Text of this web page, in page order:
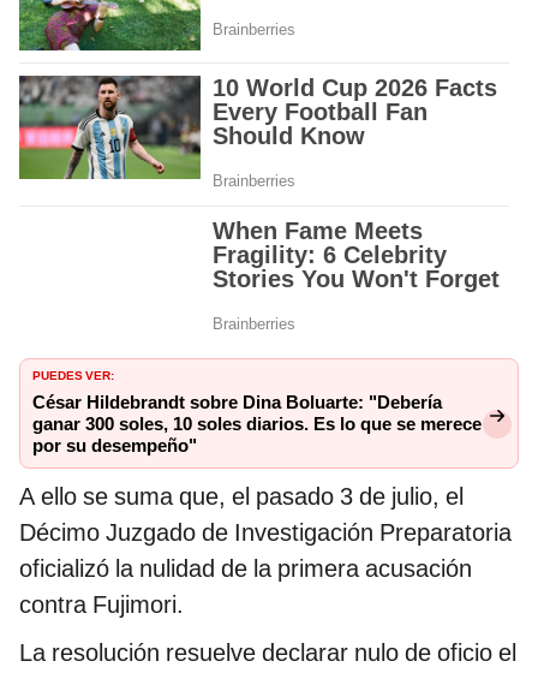
PUEDES VER:
César Hildebrandt sobre Dina Boluarte: "Debería
ganar 300 soles, 10 soles diarios. Es lo que se merece
por su desempeño"
A ello se suma que, el pasado 3 de julio, el
Décimo Juzgado de Investigación Preparatoria
oficializó la nulidad de la primera acusación
contra Fujimori.
La resolución resuelve declarar nulo de oficio el